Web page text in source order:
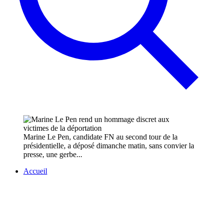
Marine Le Pen, candidate FN au second tour de la
présidentielle, a déposé dimanche matin, sans convier la
presse, une gerbe...
Accueil